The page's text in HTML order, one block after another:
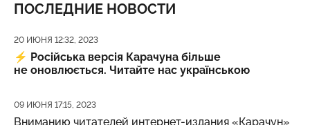
ПОСЛЕДНИЕ НОВОСТИ
Дата публикации
20 ИЮНЯ 12:32, 2023
⚡️ Російська версія Карачуна більше
не оновлюється. Читайте нас українською
Дата публикации
09 ИЮНЯ 17:15, 2023
Вниманию читателей интернет-издания «Карачун»